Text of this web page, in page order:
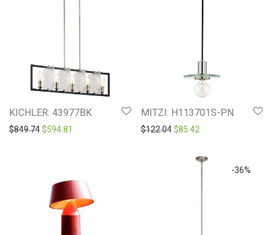
KICHLER: 43977BK
$849.74Original price was: $849.74.
$594.81 Current price is: $594.81.
MITZI: H113701S-PN
$122.04Original price was:
$85.42
-36%